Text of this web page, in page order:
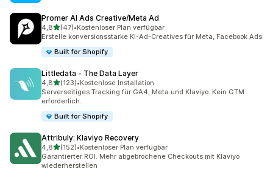
Promer AI Ads Creative/Meta Ad
4,8von 5 Sternen
(47)
47 Rezensionen insgesamt
•Kostenloser Plan verfügbar
Erstelle konversionsstarke KI-Ad-Creatives für Meta, Facebook Ads
Built for Shopify
Littledata ‑ The Data Layer
4,8von 5 Sternen
(123)
123 Rezensionen insgesamt
•Kostenlose Installation
Serverseitiges Tracking für GA4, Meta und Klaviyo. Kein GTM
erforderlich.
Built for Shopify
Attribuly: Klaviyo Recovery
4,8von 5 Sternen
(152)
152 Rezensionen insgesamt
•Kostenloser Plan verfügbar
Garantierter ROI. Mehr abgebrochene Checkouts mit Klaviyo
wiederherstellen